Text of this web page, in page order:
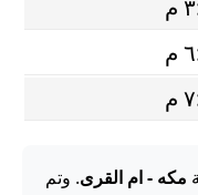
م
م
م
مكه - ام القرى. وتم